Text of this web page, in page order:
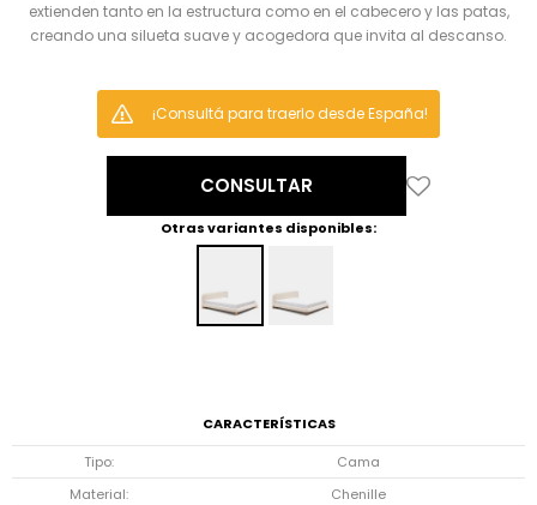
extienden tanto en la estructura como en el cabecero y las patas,
creando una silueta suave y acogedora que invita al descanso.
¡Consultá para traerlo desde España!
CONSULTAR
Otras variantes disponibles:
CARACTERÍSTICAS
Tipo
Cama
Material
Chenille
ENVIAR